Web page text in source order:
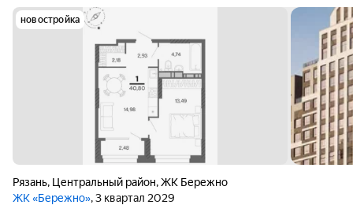
новостройка
Рязань, Центральный район,ЖК Бережно
ЖК «Бережно», 3 квартал 2029